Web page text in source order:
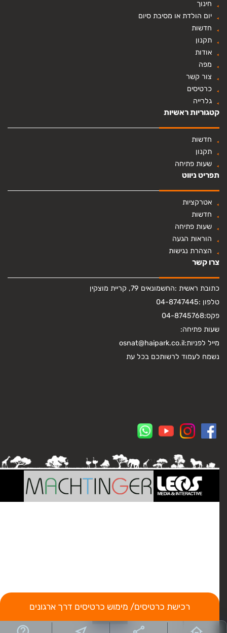
רכישת כרטיסים/ מימוש כרטיסים דרך ארגונים
חינוך
יום הולדת או מסיבת סיום
חדשות
תקנון
אודות
מפה
צור קשר
כרטיסים
גלרייה
קטגוריות ראשיות
חדשות
תקנון
שעות פתיחה
תפריט ניווט
אטרקציות
חדשות
שעות פתיחה
הוראות הגעה
הצהרת נגישות
צרו קשר
כתובת ראשית :החשמונאים 79, קריית מוצקין
טלפון :04-8747445
פקס:04-8745768
שעות פתיחה:
מייל לפניות:osnat@haipark.co.il
נשמח לעמוד לרשותכם בכל עת